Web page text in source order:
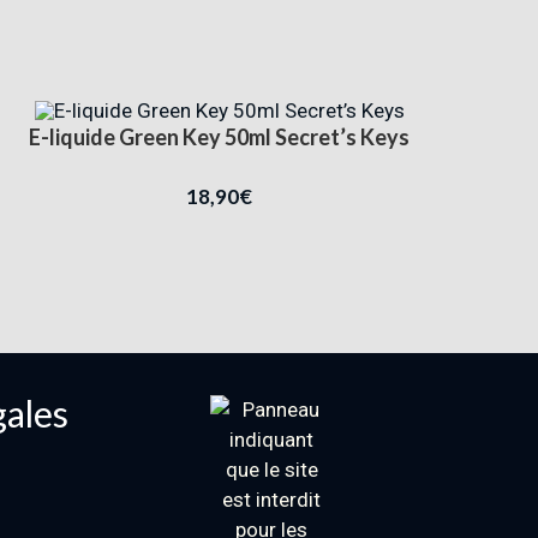
E-liquide Green Key 50ml Secret’s Keys
18,90€